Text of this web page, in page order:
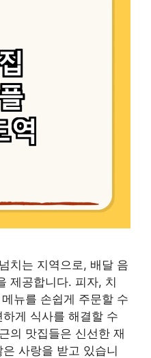
치는 지역으로, 배달 음
제공합니다. 피자, 치
뉴를 손쉽게 주문할 수
게 식사를 해결할 수
의 맛집들은 신선한 재
사랑을 받고 있습니